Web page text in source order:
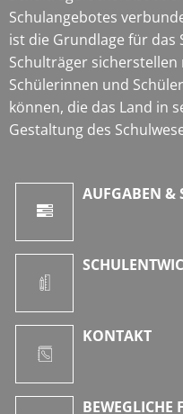
Schulangebotes
ist die Grundlage für
Schulträger sicherstellen
Schülerinnen und
können, die das Land in
Gestaltung des
AUFGABEN &
KONTAKT
BEWEGLICHE